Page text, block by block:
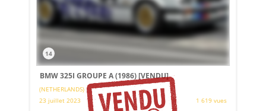
14
BMW 325I GROUPE A (1986)[VENDU]
(NETHERLANDS)
23 juillet 2023
1 619 vues